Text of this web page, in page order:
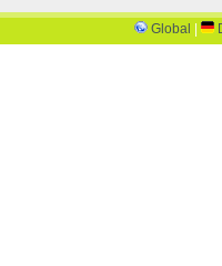
Global